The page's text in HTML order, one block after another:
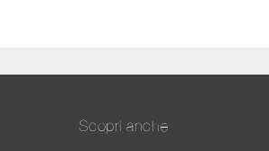
Scopri anche